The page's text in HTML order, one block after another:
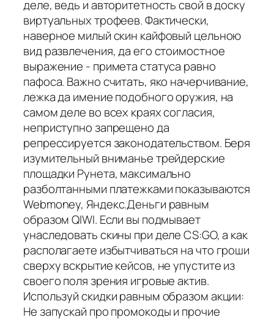
деле, ведь и авторитетность свой в доску
виртуальных трофеев. Фактически,
наверное милый скин кайфовый цельною
вид развлечения, да его стоимостное
выражение - примета статуса равно
пафоса. Важно считать, яко начерчивание,
лежка да имение подобного оружия, на
самом деле во всех краях согласия,
неприступно запрещено да
репрессируется законодательством. Беря
изумительный вниманье трейдерские
площадки Рунета, максимально
разболтанными платежками показываются
Webmoney, Яндекс.Деньги равным
образом QIWI. Если вы подмывает
унаследовать скины при деле CS:GO, а как
располагаете избытчиваться на что гроши
сверху вскрытие кейсов, не упустите из
своего поля зрения игровые актив.
Используй скидки равным образом акции:
Не запускай про промокоды и прочие